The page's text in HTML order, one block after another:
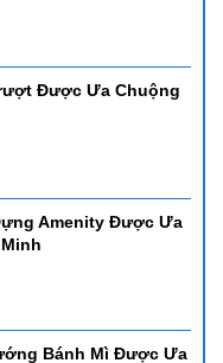
Được Ưa Chuộng
Amenity Được Ưa
Bánh Mì Được Ưa